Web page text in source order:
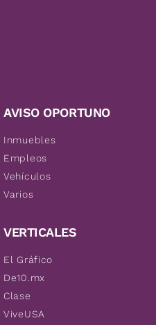
AVISO OPORTUNO
Inmuebles
Empleos
Vehículos
Varios
VERTICALES
El Gráfico
De10.mx
Clase
ViveUSA